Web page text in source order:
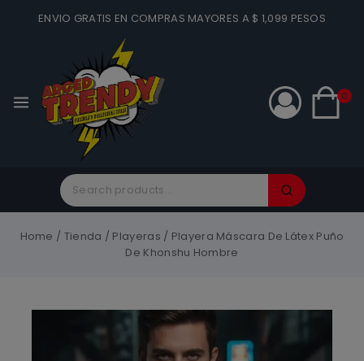
ENVIO GRATIS EN COMPRAS MAYORES A $ 1,099 PESOS
0
Home / Tienda / Playeras / Playera Máscara De Látex Puño
De Khonshu Hombre